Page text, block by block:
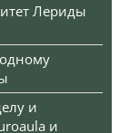
Лериды
и
и